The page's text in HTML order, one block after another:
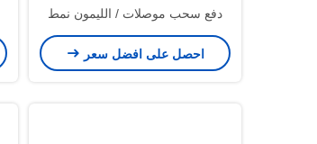
دفع سحب موصلات / الليمون نمط
موصل
احصل على افضل سعر